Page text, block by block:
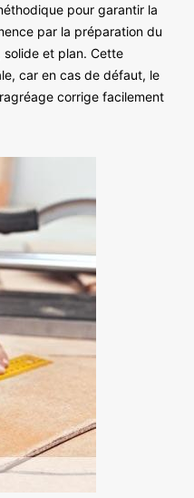
pour garantir la
par la préparation du
et plan. Cette
car en cas de défaut, le
corrige facilement